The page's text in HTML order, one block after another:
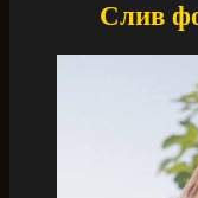
Слив